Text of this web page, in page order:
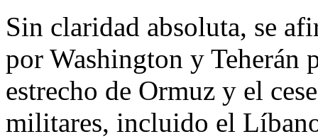
Sin claridad absoluta, se
por Washington y Teherán
estrecho de Ormuz y el
militares, incluido el